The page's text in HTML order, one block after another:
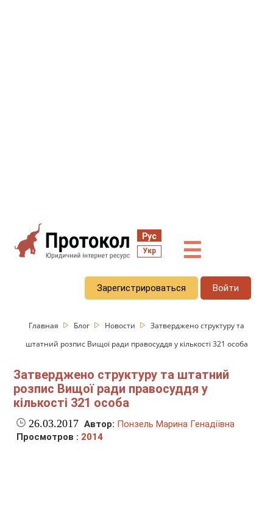
Рус
Укр ☰
Зарегистрироваться Войти
Главная Блог Новости
Затверджено структуру та
штатний розпис Вищої ради правосуддя у кількості 321 особа
Затверджено структуру та штатний
розпис Вищої ради правосуддя у
кількості 321 особа
26.03.2017 Автор: Понзель Марина Генадіївна
Просмотров : 2014